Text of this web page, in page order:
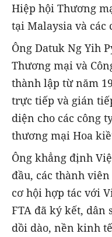
Hiệp hội Thương
tại Malaysia và các
Ông Datuk Ng Yih
Thương mại và
thành lập từ năm
trực tiếp và gián
diện cho các công
thương mại Hoa
Ông khẳng định
đầu, các thành
cơ hội hợp tác với
FTA đã ký kết, dân
dồi dào, nền kinh